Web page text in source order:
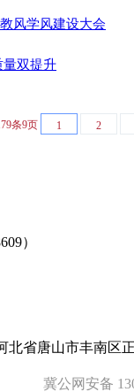
风学风建设大会
量双提升
条9页 1 2
）
北省唐山市丰南
冀公网安备